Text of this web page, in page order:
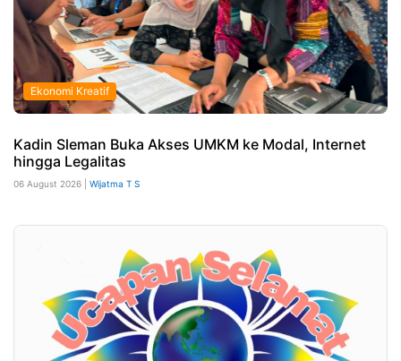
Ekonomi Kreatif
Kadin Sleman Buka Akses UMKM ke Modal, Internet
hingga Legalitas
06 August 2026 | Wijatma T S